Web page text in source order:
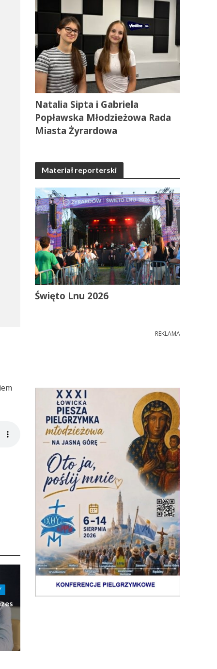
Natalia Sipta i Gabriela
Popławska Młodzieżowa Rada
Miasta Żyrardowa
Materiał reporterski
Święto Lnu 2026
REKLAMA